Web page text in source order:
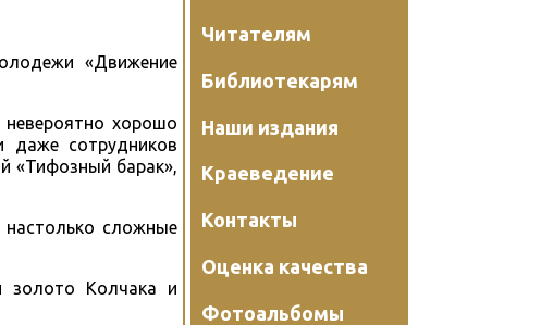
«Движение
хорошо
сотрудников
«Тифозный барак»,
сложные
золото Колчака и
Читателям
Библиотекарям
Наши издания
Краеведение
Контакты
Оценка качества
Фотоальбомы